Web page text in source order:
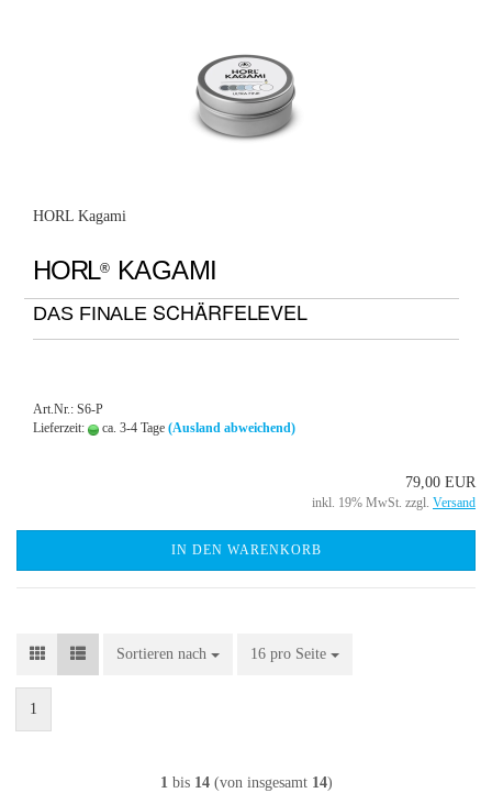
HORL Kagami
HORL® KAGAMI
DAS FINALE SCHÄRFELEVEL
Art.Nr.: S6-P
Lieferzeit:
ca. 3-4 Tage (Ausland abweichend)
79,00 EUR
inkl. 19% MwSt. zzgl. Versand
IN DEN WARENKORB
Sortieren nach
Sortieren nach 16 pro Seite
pro Seite
1
1bis 14(von insgesamt 14)